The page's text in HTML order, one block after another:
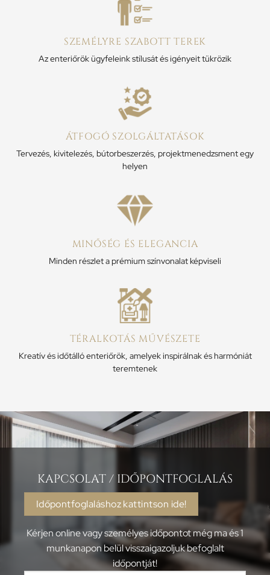
SZEMÉLYRE SZABOTT TEREK
Az enteriőrök ügyfeleink stílusát és igényeit tükrözik
ÁTFOGÓ SZOLGÁLTATÁSOK
Tervezés, kivitelezés, bútorbeszerzés, projektmenedzsment egy
helyen
MINŐSÉG ÉS ELEGANCIA
Minden részlet a prémium színvonalat képviseli
TÉRALKOTÁS MŰVÉSZETE
Kreatív és időtálló enteriőrök, amelyek inspirálnak és harmóniát
teremtenek
KAPCSOLAT / IDŐPONTFOGLALÁS
Időpontfoglaláshoz kattintson ide!
Kérjen online vagy személyes időpontot még ma és 1
munkanapon belül visszaigazoljuk befoglalt
időpontját!